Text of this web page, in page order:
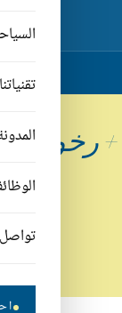
تقنياتنا
تواصل
رخو